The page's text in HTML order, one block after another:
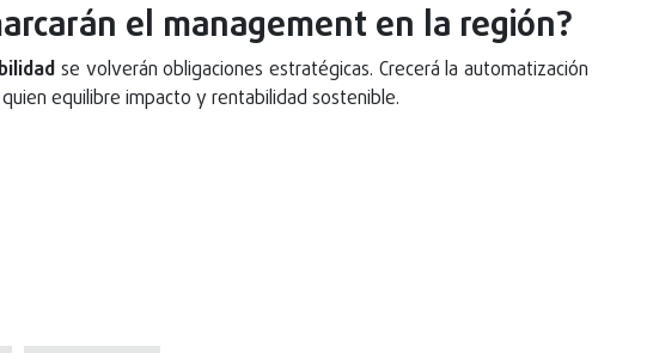
el management en la región?
se volverán obligaciones estratégicas. Crecerá la automatización
equilibre impacto y rentabilidad sostenible.